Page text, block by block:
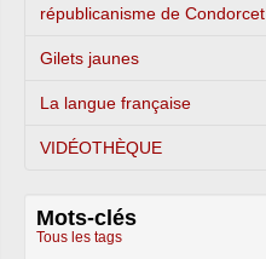
républicanisme de Condorcet
Gilets jaunes
La langue française
VIDÉOTHÈQUE
Mots-clés
Tous les tags